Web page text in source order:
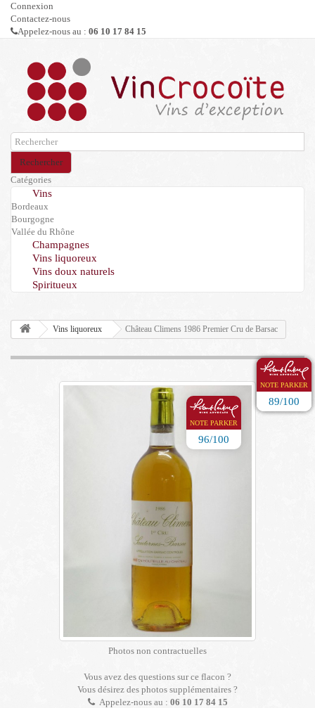
Connexion
Contactez-nous
Appelez-nous au : 06 10 17 84 15
Rechercher
Catégories
Vins
Bordeaux
Bourgogne
Vallée du Rhône
Champagnes
Vins liquoreux
Vins doux naturels
Spiritueux
Vins liquoreux Château Climens 1986 Premier Cru de Barsac
NOTE PARKER
96/100
Photos non contractuelles
Vous avez des questions sur ce flacon ?
Vous désirez des photos supplémentaires ?
Appelez-nous au : 06 10 17 84 15
NOTE PARKER
91/100
NOTE PARKER
91/100
NOTE PARKER
91/100
NOTE PARKER
89/100